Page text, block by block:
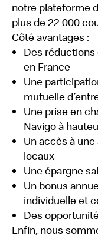
notre plateforme
plus de 22 000
Côté avantages :
Des réductions
en France
Une
mutuelle
Une prise en
Navigo à
Un accès à
locaux
Une épargne
Un bonus
individuelle et
Des
Enfin, nous